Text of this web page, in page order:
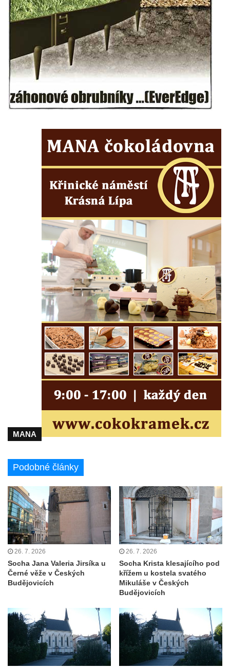
Kostel Božího Těla v Kraslicích
Kostel svaté Maří Magdalény v Karlových
Kaple Panny Marie pod hradem Přimda
Kaple Panny Marie v Kunčicích nad Labem
Jablonce nad Nisou
Rychnově u Jablonce nad Nisou
Výklenková kaple u rozcestí u domu čp. 42
Výklenková kaple naproti domu čp. 34 v
Krásné u Pěnčína
Kostel svatého Josefa v Krásné u Pěnčína
Kostel Panny Marie Pomocné s Ivanitskou
poustevnou v Teplicích nad Metují
Hřbitovní kaple/márnice na hřbitově v
Teplicích nad Metují
Kostel svatého Vavřince v Teplicích nad
Metují
Hrobová kaple Johanna Nitsche na
hřbitově na Vlčí Hoře
Kaple Panny Marie Karmelské na Vlčí Hoře
Kostel svatého Bartoloměje v Teplicích
náměstí v Teplicích
Zámeckém náměstí v Teplicích
Kaple u kostela svatého Jakuba Většího
(Staršího) u Lahovic
Kostel svatého Jakuba Většího (Staršího) u
Lahovic
Kostel svatých Petra a Pavla v Želkovicích
Kaple Panny Marie Bolestné v Benešově
nad Ploučnicí
Kostel Narození Panny Marie v Benešově
Benešově nad Ploučnicí
Kostel svaté Anny v Tisé
Hrobka rodiny Rohn na hřbitově v
Šumburku nad Desnou – Tanvaldu
MANA
Podobné články
26. 7. 2026
Socha Jana Valeria Jirsíka u
Černé věže v Českých
Budějovicích
26. 7. 2026
Socha Krista klesajícího pod
křížem u kostela svatého
Mikuláše v Českých
Budějovicích